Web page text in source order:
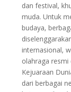
dan festival,
muda. Untuk
budaya,
internasional,
olahraga resmi
Kejuaraan
dari berbagai